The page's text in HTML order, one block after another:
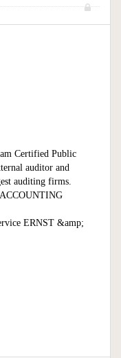
Certified Public
auditor and
auditing firms.
ERNST &amp;